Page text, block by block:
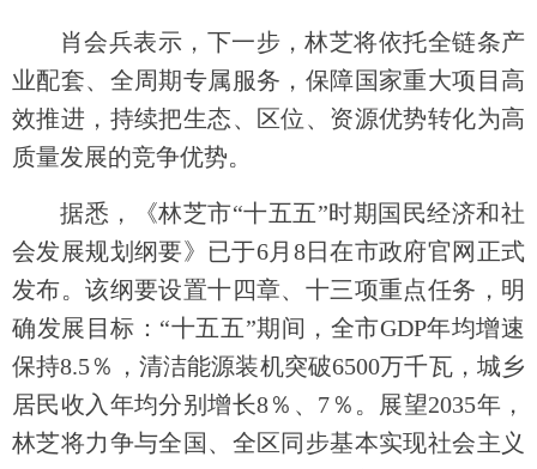
肖会兵表示，下一步，林芝将依托全链条产
业配套、全周期专属服务，保障国家重大项目高
效推进，持续把生态、区位、资源优势转化为高
质量发展的竞争优势。
据悉，《林芝市“十五五”时期国民经济和社
会发展规划纲要》已于6月8日在市政府官网正式
发布。该纲要设置十四章、十三项重点任务，明
确发展目标：“十五五”期间，全市GDP年均增速
保持8.5％，清洁能源装机突破6500万千瓦，城乡
居民收入年均分别增长8％、7％。展望2035年，
林芝将力争与全国、全区同步基本实现社会主义